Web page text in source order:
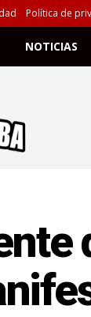
Política de
NOTICIAS